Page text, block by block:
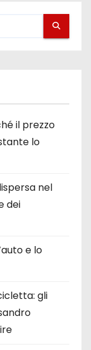
il prezzo
lo
nel
dei
e lo
gli